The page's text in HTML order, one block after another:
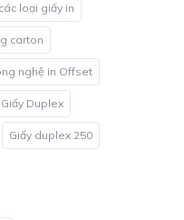
các loại giấy in
carton
nghệ in Offset
Giấy Duplex
Giấy duplex 250